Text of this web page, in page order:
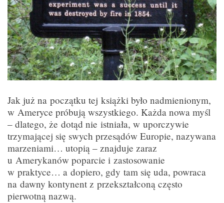
Jak już na początku tej książki było nadmienionym,
w Ameryce próbują wszystkiego. Każda nowa myśl
– dlatego, że dotąd nie istniała, w uporczywie
trzymającej się swych przesądów Europie, nazywana
marzeniami… utopią – znajduje zaraz
u Amerykanów poparcie i zastosowanie
w praktyce… a dopiero, gdy tam się uda, powraca
na dawny kontynent z przekształconą często
pierwotną nazwą.